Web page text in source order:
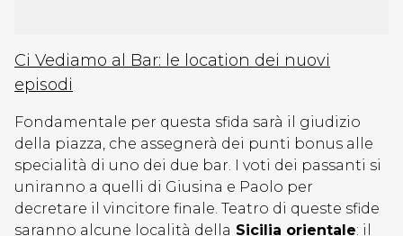
Ci Vediamo al Bar: le location dei nuovi
episodi
Fondamentale per questa sfida sarà il giudizio
della piazza, che assegnerà dei punti bonus alle
specialità di uno dei due bar. I voti dei passanti si
uniranno a quelli di Giusina e Paolo per
decretare il vincitore finale. Teatro di queste sfide
saranno alcune località della Sicilia orientale: il